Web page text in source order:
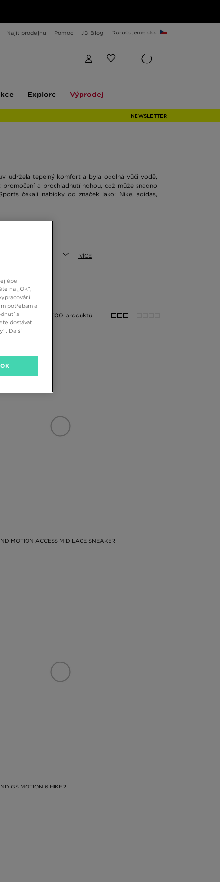
Najít prodejnu Pomoc JD Blog Doručujeme do...
Explore Výprodej
NEWSLETTER
udržela tepelný komfort a byla odolná vůči vodě,
a prochladnutí nohou, což může snadno
čekají nabídky od značek jako: Nike, adidas,
musí dokonale přiléhat k noze a chránit ji před
každodenního nošení. Neobvykle důležitá je
splní všechny tyto požadavky. V dámské nabídce
s výraznou podrážkou. Na muže čekají například
a proto se v naší juniorské nabídce nacházejí také
v tmavých barvách se skvěle osvědčí ve spojení s
které rády vybírají oblečení v casualovém stylu
streetwearovým soupravám s tepláky a oversized
VÍCE
100 produktů
MOTION ACCESS MID LACE SNEAKER
GS MOTION 6 HIKER
na „OK“,
potřebám a
a
dostávat
Další
OK